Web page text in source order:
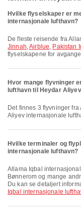
Hvilke flyselskaper er
internasjonale lufthavn?
De fleste reisende fra
Jinnah,Airblue, Pakistan
flyselskapene for
Hvor mange flyvninger
lufthavn til Heydar
Det finnes 3 flyvninger fra Allama Iqbal internasjonale lufthavn til Heydar
Aliyev internasjonale
Hvilke terminaler og
internasjonale lufthavn?
Allama Iqbal internasjonale lufthavn tilbyr Banktjeneste/minibank, Taxi,
Bønnerom og mange
Du kan se detaljert
Iqbal internasjonale